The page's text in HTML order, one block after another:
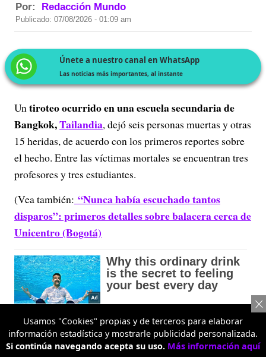
Por: Redacción Mundo
Publicado: 07/08/2026 - 01:09 am
Únete a nuestro canal en WhatsApp
Las noticias más importantes, al instante
Un tiroteo ocurrido en una escuela secundaria de
Bangkok,Tailandia, dejó seis personas muertas y otras
15 heridas, de acuerdo con los primeros reportes sobre
el hecho. Entre las víctimas mortales se encuentran tres
profesores y tres estudiantes.
(Vea también: “Nunca había escuchado tantos
disparos”: primeros detalles sobre balacera cerca de
Unicentro (Bogotá)
Usamos "Cookies" propias y de terceros para elaborar
información estadística y mostrarle publicidad personalizada.
Si continúa navegando acepta su uso. Más información aquí